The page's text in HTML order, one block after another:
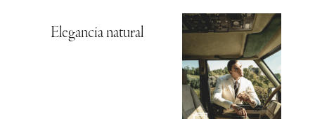
Elegancia natural